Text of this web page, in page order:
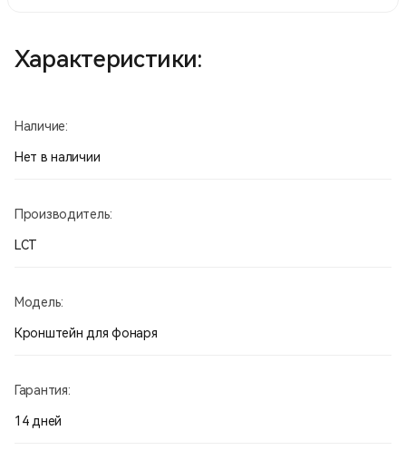
Характеристики:
Наличие:
Нет в наличии
Производитель:
LCT
Модель:
Кронштейн для фонаря
Гарантия:
14 дней